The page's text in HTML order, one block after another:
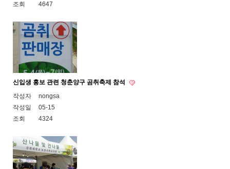
조회
4647
신입생 홍보 관련 청춘양구 곰취축제 참석
작성자
nongsa
작성일
05-15
조회
4324